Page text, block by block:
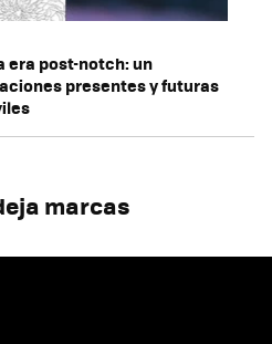
era post-notch: un
presentes y futuras
marcas